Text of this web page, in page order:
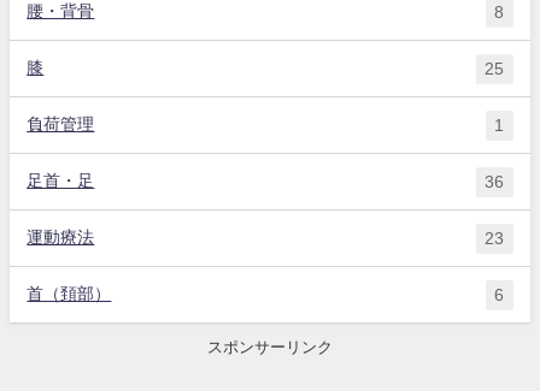
腰・背骨 8
膝 25
負荷管理 1
足首・足 36
運動療法 23
首（頚部） 6
スポンサーリンク